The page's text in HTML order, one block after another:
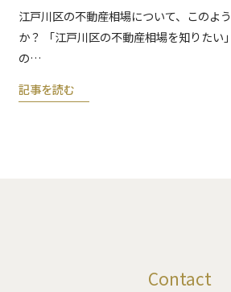
江戸川区の不動産相場について、このよ
か？ 「江戸川区の不動産相場を知りたい
の…
記事を読む
Contact